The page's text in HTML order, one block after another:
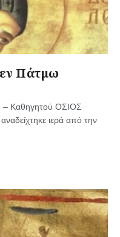
Πάτμω
– Καθηγητού ΟΣΙΟΣ
ιερά από την